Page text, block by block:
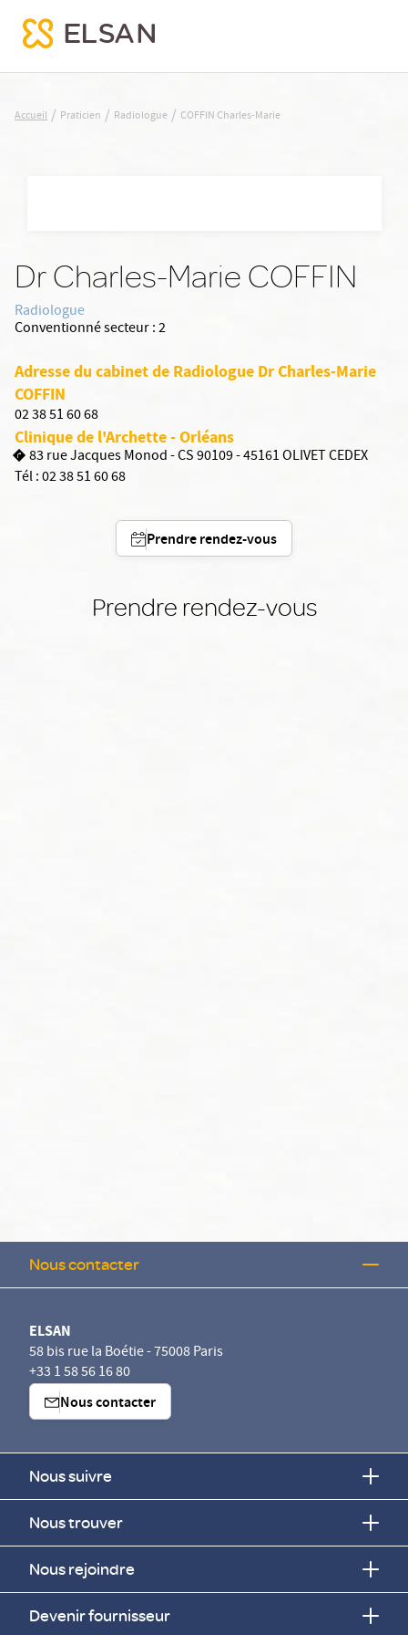
COFFIN Charles-Marie
Accueil / Praticien / Radiologue / COFFIN Charles-Marie
Dr Charles-Marie COFFIN
Radiologue
Conventionné secteur :2
Adresse du cabinet de Radiologue Dr Charles-Marie
COFFIN
02 38 51 60 68
Clinique de l'Archette - Orléans
83 rue Jacques Monod - CS 90109 - 45161 OLIVET CEDEX
Tél :02 38 51 60 68
Prendre rendez-vous
Prendre rendez-vous
Nous contacter
ELSAN
58 bis rue la Boétie - 75008 Paris
+33 1 58 56 16 80
Nous contacter
Nous suivre
Nous trouver
Nous rejoindre
Devenir fournisseur